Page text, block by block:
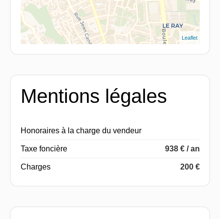
Leaflet
Mentions légales
Honoraires à la charge du vendeur
Taxe foncière 938 € / an
Charges 200 €